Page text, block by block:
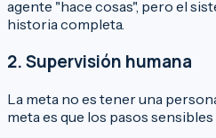
agente "hace cosas", pero el
historia completa.
2. Supervisión humana
La meta no es tener una
meta es que los pasos